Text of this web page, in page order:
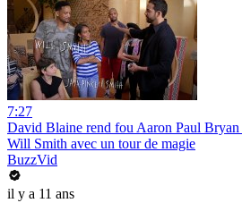
7:27
David Blaine rend fou Aaron Paul
Will Smith avec un tour de magie
BuzzVid
il y a 11 ans